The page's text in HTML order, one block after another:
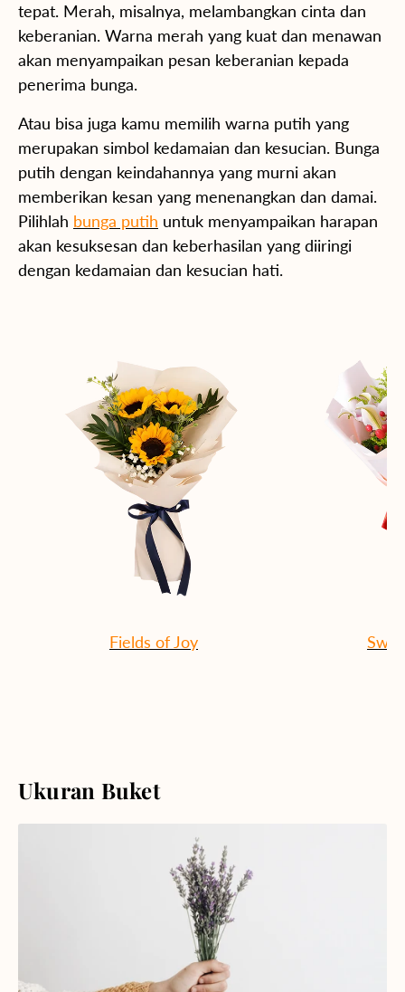
tepat. Merah, misalnya, melambangkan cinta dan
keberanian. Warna merah yang kuat dan menawan
akan menyampaikan pesan keberanian kepada
penerima bunga.
Atau bisa juga kamu memilih warna putih yang
merupakan simbol kedamaian dan kesucian. Bunga
putih dengan keindahannya yang murni akan
memberikan kesan yang menenangkan dan damai.
Pilihlah bunga putih untuk menyampaikan harapan
akan kesuksesan dan keberhasilan yang diiringi
dengan kedamaian dan kesucian hati.
Fields of Joy
Ukuran Buket